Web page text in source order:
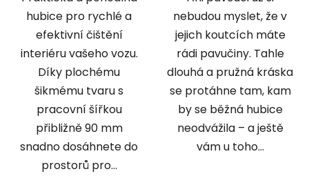
hubice pro rychlé a
efektivní čištění
interiéru vašeho vozu.
Díky plochému
šikmému tvaru s
pracovní šířkou
přibližně 90 mm
snadno dosáhnete do
prostorů pro...
nebudou myslet, že v
jejich koutcích máte
rádi pavučiny. Tahle
dlouhá a pružná kráska
se protáhne tam, kam
by se běžná hubice
neodvážila – a ještě
vám u toho...